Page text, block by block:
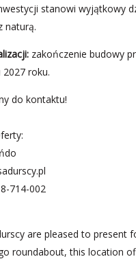
stanowi wyjątkowy
naturą.
zakończenie budowy
roku.
do kontaktu!
714-002
are pleased to present
roundabout, this location